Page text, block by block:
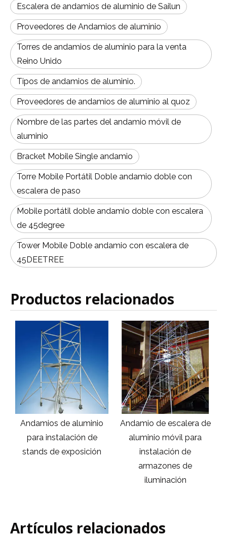
Escalera de andamios de aluminio de Sailun
Proveedores de Andamios de aluminio
Torres de andamios de aluminio para la venta
Reino Unido
Tipos de andamios de aluminio.
Proveedores de andamios de aluminio al quoz
Nombre de las partes del andamio móvil de
aluminio
Bracket Mobile Single andamio
Torre Mobile Portátil Doble andamio doble con
escalera de paso
Mobile portátil doble andamio doble con escalera
de 45degree
Tower Mobile Doble andamio con escalera de
45DEETREE
Productos relacionados
Andamio de escalera de
aluminio móvil para
instalación de
Andamio móvil de
aluminio para
decoración de
escenarios de bodas.
Artículos relacionados